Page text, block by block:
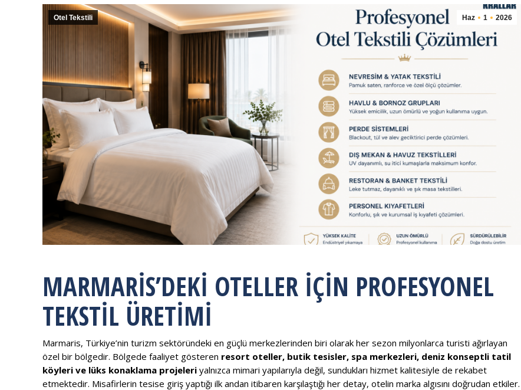
Haz 1 2026
Otel Tekstili
MARMARIS’DEKI OTELLER İÇIN PROFESYONEL
TEKSTIL ÜRETIMI
Marmaris, Türkiye’nin turizm sektöründeki en güçlü merkezlerinden biri olarak her sezon milyonlarca turisti ağırlayan
özel bir bölgedir. Bölgede faaliyet gösteren resort oteller, butik tesisler, spa merkezleri, deniz konseptli tatil
köyleri ve lüks konaklama projeleri yalnızca mimari yapılarıyla değil, sundukları hizmet kalitesiyle de rekabet
etmektedir. Misafirlerin tesise giriş yaptığı ilk andan itibaren karşılaştığı her detay, otelin marka algısını doğrudan etkiler.